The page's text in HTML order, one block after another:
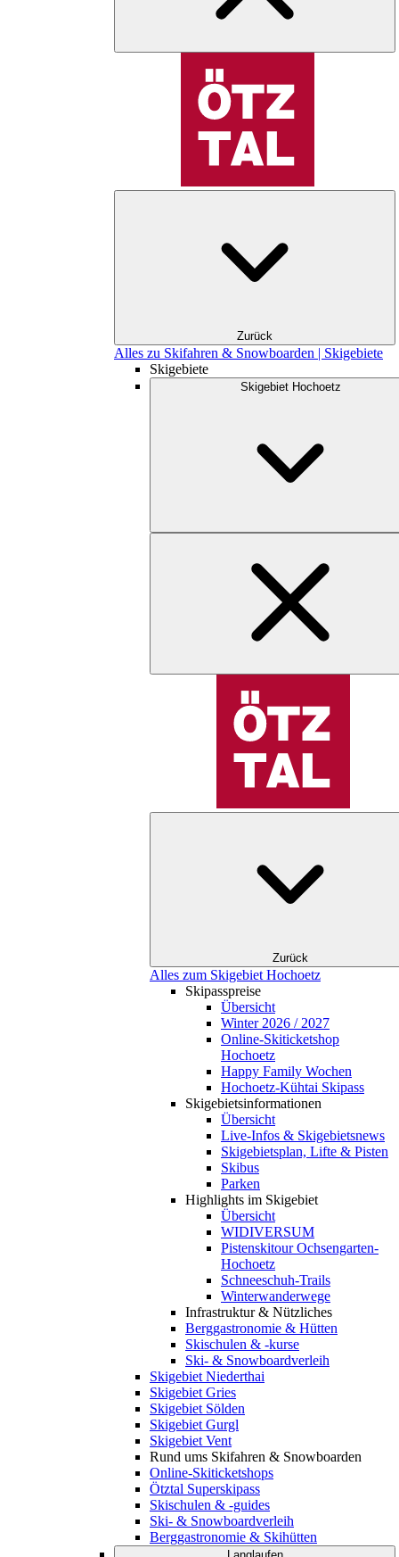
Zurück
Alles zu Skifahren & Snowboarden | Skigebiete
Skigebiete
Skigebiet Hochoetz
Zurück
Alles zum Skigebiet Hochoetz
Skipasspreise
Übersicht
Winter 2026 / 2027
Online-Skiticketshop
Hochoetz
Happy Family Wochen
Hochoetz-Kühtai Skipass
Skigebietsinformationen
Übersicht
Live-Infos & Skigebietsnews
Skigebietsplan, Lifte & Pisten
Skibus
Parken
Highlights im Skigebiet
Übersicht
WIDIVERSUM
Pistenskitour Ochsengarten-
Hochoetz
Schneeschuh-Trails
Winterwanderwege
Infrastruktur & Nützliches
Berggastronomie & Hütten
Skischulen & -kurse
Ski- & Snowboardverleih
Skigebiet Niederthai
Skigebiet Gries
Skigebiet Sölden
Skigebiet Gurgl
Skigebiet Vent
Rund ums Skifahren & Snowboarden
Online-Skiticketshops
Ötztal Superskipass
Skischulen & -guides
Ski- & Snowboardverleih
Berggastronomie & Skihütten